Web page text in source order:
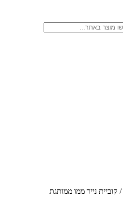
/ קוביית נייר ממו ממותגת